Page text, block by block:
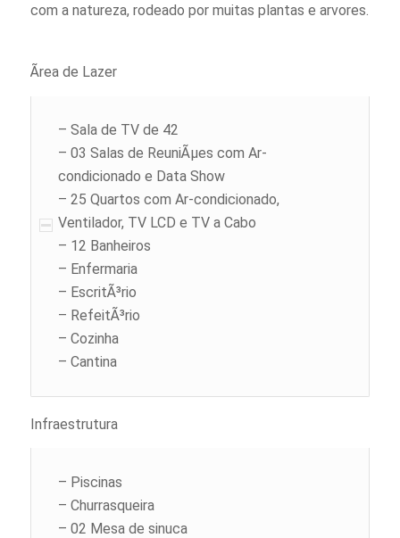
com a natureza, rodeado por muitas plantas e arvores.
Ãrea de Lazer
– Sala de TV de 42
– 03 Salas de ReuniÃµes com Ar-
condicionado e Data Show
– 25 Quartos com Ar-condicionado,
Ventilador, TV LCD e TV a Cabo
– 12 Banheiros
– Enfermaria
– EscritÃ³rio
– RefeitÃ³rio
– Cozinha
– Cantina
Infraestrutura
– Piscinas
– Churrasqueira
– 02 Mesa de sinuca